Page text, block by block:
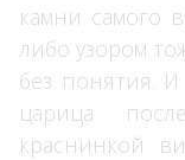
камни самого
либо узором
без понятия.
царица
краснинкой